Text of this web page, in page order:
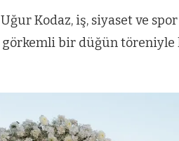
Kodaz, iş, siyaset ve
görkemli bir düğün töreniyle